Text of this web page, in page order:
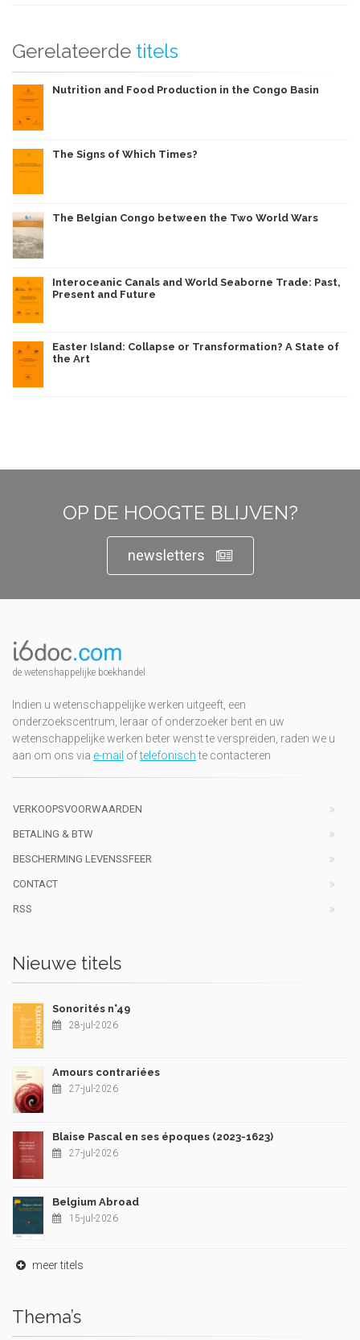
Gerelateerde titels
Nutrition and Food Production in the Congo Basin
The Signs of Which Times?
The Belgian Congo between the Two World Wars
Interoceanic Canals and World Seaborne Trade: Past,
Present and Future
Easter Island: Collapse or Transformation? A State of
the Art
OP DE HOOGTE BLIJVEN?
newsletters
de wetenshappelijke boekhandel
Indien u wetenschappelijke werken uitgeeft, een
onderzoekscentrum, leraar of onderzoeker bent en uw
wetenschappelijke werken beter wenst te verspreiden, raden we u
aan om ons via e-mail oftelefonischte contacteren
VERKOOPSVOORWAARDEN
BETALING & BTW
BESCHERMING LEVENSSFEER
CONTACT
RSS
Nieuwe titels
Sonorités n°49
28-jul-2026
Amours contrariées
27-jul-2026
Blaise Pascal en ses époques (2023-1623)
27-jul-2026
Belgium Abroad
15-jul-2026
meer titels
Thema’s